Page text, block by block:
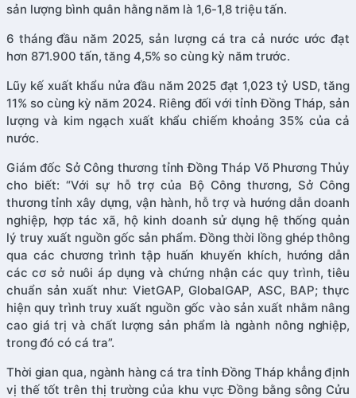
sản lượng bình quân hằng năm là 1,6-1,8 triệu tấn.
6 tháng đầu năm 2025, sản lượng cá tra cả nước ước đạt
hơn 871.900 tấn, tăng 4,5% so cùng kỳ năm trước.
Lũy kế xuất khẩu nửa đầu năm 2025 đạt 1,023 tỷ USD, tăng
11% so cùng kỳ năm 2024. Riêng đối với tỉnh Đồng Tháp, sản
lượng và kim ngạch xuất khẩu chiếm khoảng 35% của cả
nước.
Giám đốc Sở Công thương tỉnh Đồng Tháp Võ Phương Thủy
cho biết: “Với sự hỗ trợ của Bộ Công thương, Sở Công
thương tỉnh xây dựng, vận hành, hỗ trợ và hướng dẫn doanh
nghiệp, hợp tác xã, hộ kinh doanh sử dụng hệ thống quản
lý truy xuất nguồn gốc sản phẩm. Đồng thời lồng ghép thông
qua các chương trình tập huấn khuyến khích, hướng dẫn
các cơ sở nuôi áp dụng và chứng nhận các quy trình, tiêu
chuẩn sản xuất như: VietGAP, GlobalGAP, ASC, BAP; thực
hiện quy trình truy xuất nguồn gốc vào sản xuất nhằm nâng
cao giá trị và chất lượng sản phẩm là ngành nông nghiệp,
trong đó có cá tra”.
Thời gian qua, ngành hàng cá tra tỉnh Đồng Tháp khẳng định
vị thế tốt trên thị trường của khu vực Đồng bằng sông Cửu